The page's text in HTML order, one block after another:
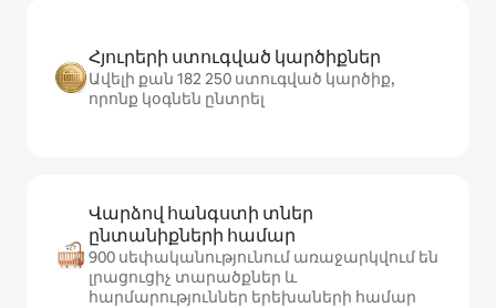
Հյուրերի ստուգված կարծիքներ
Ավելի քան 182 250 ստուգված կարծիք,
որոնք կօգնեն ընտրել
Վարձով հանգստի տներ
ընտանիքների համար
900 սեփականությունում առաջարկվում են
լրացուցիչ տարածքներ և
հարմարություններ երեխաների համար